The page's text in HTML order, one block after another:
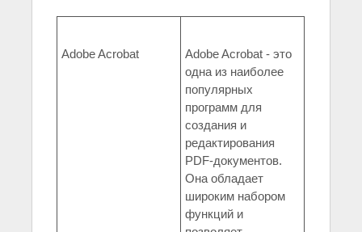
Adobe Acrobat
Adobe Acrobat - это
одна из наиболее
популярных
программ для
создания и
редактирования
PDF-документов.
Она обладает
широким набором
функций и